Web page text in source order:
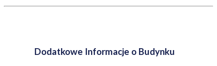
Dodatkowe Informacje o Budynku